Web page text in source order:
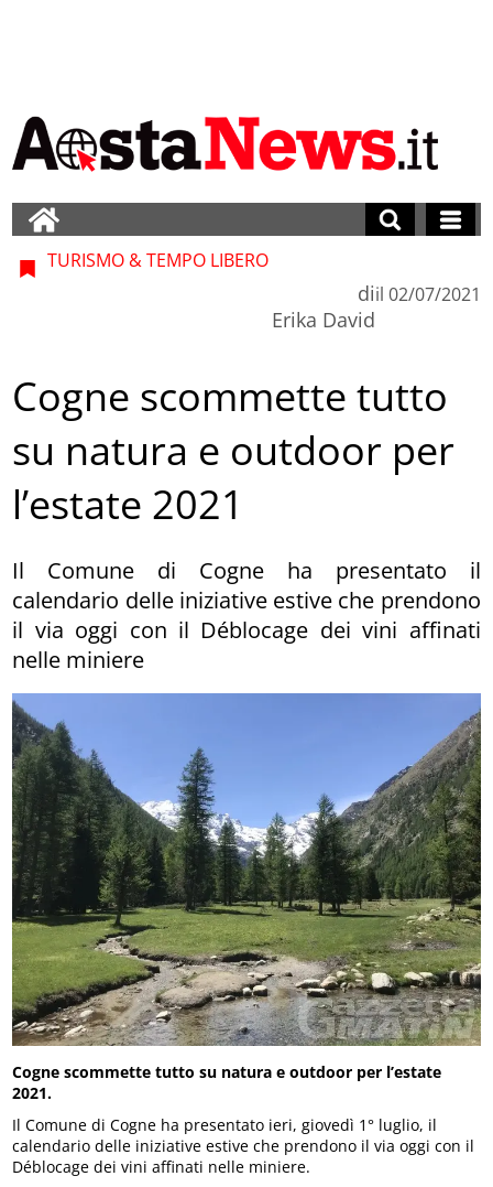
TURISMO & TEMPO LIBERO
di
Erika David
il 02/07/2021
Cogne scommette tutto
su natura e outdoor per
l’estate 2021
Il Comune di Cogne ha presentato il
calendario delle iniziative estive che prendono
il via oggi con il Déblocage dei vini affinati
nelle miniere
Cogne scommette tutto su natura e outdoor per l’estate
2021.
Il Comune di Cogne ha presentato ieri, giovedì 1° luglio, il
calendario delle iniziative estive che prendono il via oggi con il
Déblocage dei vini affinati nelle miniere.